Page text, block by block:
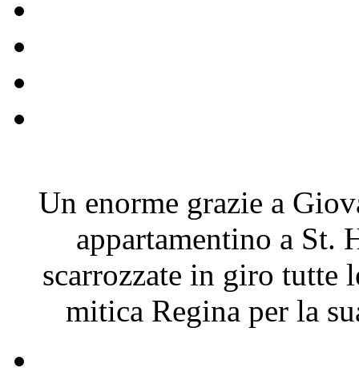
Un enorme grazie a
appartamentino a St.
scarrozzate in giro tutte
mitica Regina per la